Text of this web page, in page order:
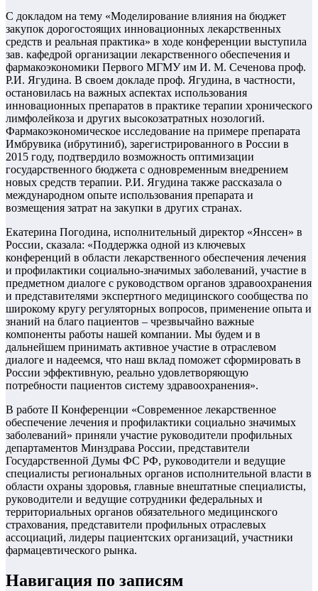
С докладом на тему «Моделирование влияния на бюджет
закупок дорогостоящих инновационных лекарственных
средств и реальная практика» в ходе конференции выступила
зав. кафедрой организации лекарственного обеспечения и
фармакоэкономики Первого МГМУ им И. М. Сеченова проф.
Р.И. Ягудина. В своем докладе проф. Ягудина, в частности,
остановилась на важных аспектах использования
инновационных препаратов в практике терапии хронического
лимфолейкоза и других высокозатратных нозологий.
Фармакоэкономическое исследование на примере препарата
Имбрувика (ибрутиниб), зарегистрированного в России в
2015 году, подтвердило возможность оптимизации
государственного бюджета с одновременным внедрением
новых средств терапии. Р.И. Ягудина также рассказала о
международном опыте использования препарата и
возмещения затрат на закупки в других странах.
Екатерина Погодина, исполнительный директор «Янссен» в
России, сказала: «Поддержка одной из ключевых
конференций в области лекарственного обеспечения лечения
и профилактики социально-значимых заболеваний, участие в
предметном диалоге с руководством органов здравоохранения
и представителями экспертного медицинского сообщества по
широкому кругу регуляторных вопросов, применение опыта и
знаний на благо пациентов – чрезвычайно важные
компоненты работы нашей компании. Мы будем и в
дальнейшем принимать активное участие в отраслевом
диалоге и надеемся, что наш вклад поможет сформировать в
России эффективную, реально удовлетворяющую
потребности пациентов систему здравоохранения».
В работе II Конференции «Современное лекарственное
обеспечение лечения и профилактики социально значимых
заболеваний» приняли участие руководители профильных
департаментов Минздрава России, представители
Государственной Думы ФС РФ, руководители и ведущие
специалисты региональных органов исполнительной власти в
области охраны здоровья, главные внештатные специалисты,
руководители и ведущие сотрудники федеральных и
территориальных органов обязательного медицинского
страхования, представители профильных отраслевых
ассоциаций, лидеры пациентских организаций, участники
фармацевтического рынка.
Навигация по записям